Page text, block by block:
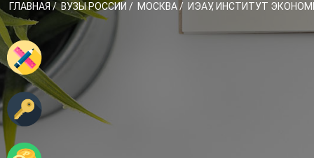
ГЛАВНАЯ/ ВУЗЫ РОССИИ / МОСКВА/ ИЭАУ, ИНСТИТУТ